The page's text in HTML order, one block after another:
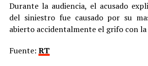
Durante la audiencia, el acusado
del siniestro fue causado por su
abierto accidentalmente el grifo con la
Fuente: RT